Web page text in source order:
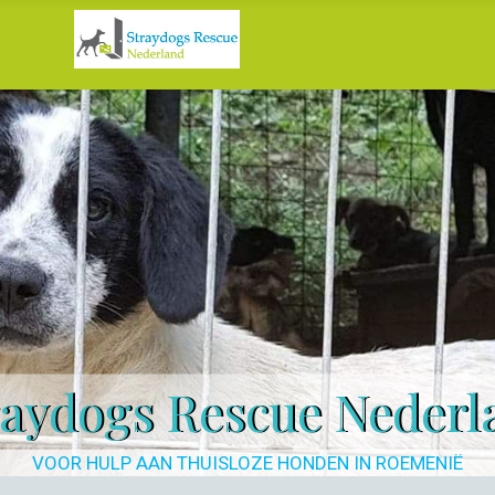
Rescue
VOOR HULP AAN THUISLOZE HONDEN IN ROEMENIË